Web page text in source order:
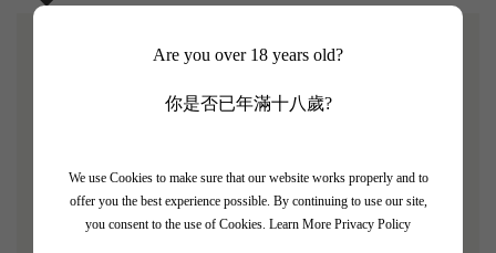
Are you over 18 years old?
你是否已年滿十八歲?
We use Cookies to make sure that our website works properly and to
offer you the best experience possible. By continuing to use our site,
you consent to the use of Cookies. Learn More Privacy Policy
Chateau Saint Pierre 2014 是Medoc四級名莊釀製的葡
萄酒，該酒莊一直專注於釀製正牌酒，沒有副牌酒，
由此可見該酒品質非比尋常。以水果為主的葡萄酒，